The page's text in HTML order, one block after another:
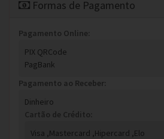
Formas de Pagamento
Pagamento Online:
PIX QRCode
PagBank
Pagamento ao Receber:
Dinheiro
Cartão de Crédito:
Visa ,Mastercard ,Hipercard ,Elo